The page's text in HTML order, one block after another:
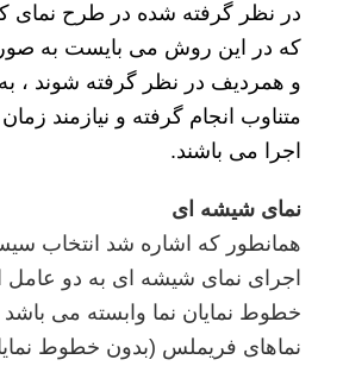
در نظر گرفته شده در طرح نمای
که در این روش می بایست به
و همردیف در نظر گرفته شوند ،
متناوب انجام گرفته و نیازمند
اجرا می باشند.
نمای شیشه ای
همانطور که اشاره شد انتخاب
اجرای نمای شیشه ای به دو عامل
خطوط نمایان نما وابسته می باشد
نماهای فریملس (بدون خطوط